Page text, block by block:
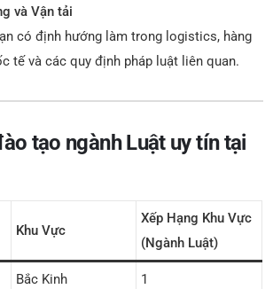
và Vận tải
có định hướng làm trong logistics, hàng
tế và các quy định pháp luật liên quan.
tạo ngành Luật uy tín tại
Khu Vực
Xếp Hạng Khu Vực
(ngành Luật)
Bắc Kinh 1